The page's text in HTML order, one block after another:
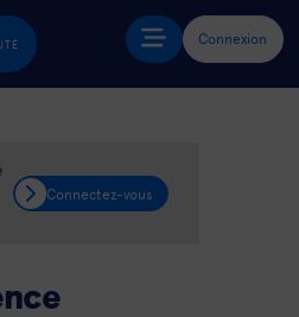
Connexion
Connectez-vous